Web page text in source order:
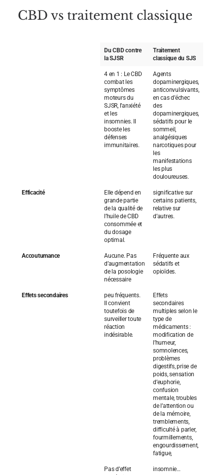
CBD vs traitement classique
Du CBD contre
la SJSR
Traitement
classique du SJS
4 en 1 : Le CBD
combat les
symptômes
moteurs du
SJSR, l’anxiété
et les
insomnies. Il
booste les
défenses
immunitaires.
Agents
dopaminergiques,
anticonvulsivants,
en cas d’échec
des
dopaminergiques,
sédatifs pour le
sommeil,
analgésiques
narcotiques pour
les
manifestations
les plus
douloureuses.
Efficacité
Elle dépend en
grande partie
de la qualité de
l’huile de CBD
consommée et
du dosage
optimal.
significative sur
certains patients,
relative sur
d’autres.
Accoutumance
Aucune. Pas
d’augmentation
de la posologie
nécessaire
Fréquente aux
sédatifs et
opioïdes.
Effets secondaires
peu fréquents.
Il convient
toutefois de
surveiller toute
réaction
indésirable.
Effets
secondaires
multiples selon le
type de
médicaments :
modification de
l’humeur,
somnolences,
problèmes
digestifs, prise de
poids, sensation
d’euphorie,
confusion
mentale, troubles
de l’attention ou
de la mémoire,
tremblements,
difficulté à parler,
fourmillements,
engourdissement,
fatigue,
Pas d’effet
insomnie…